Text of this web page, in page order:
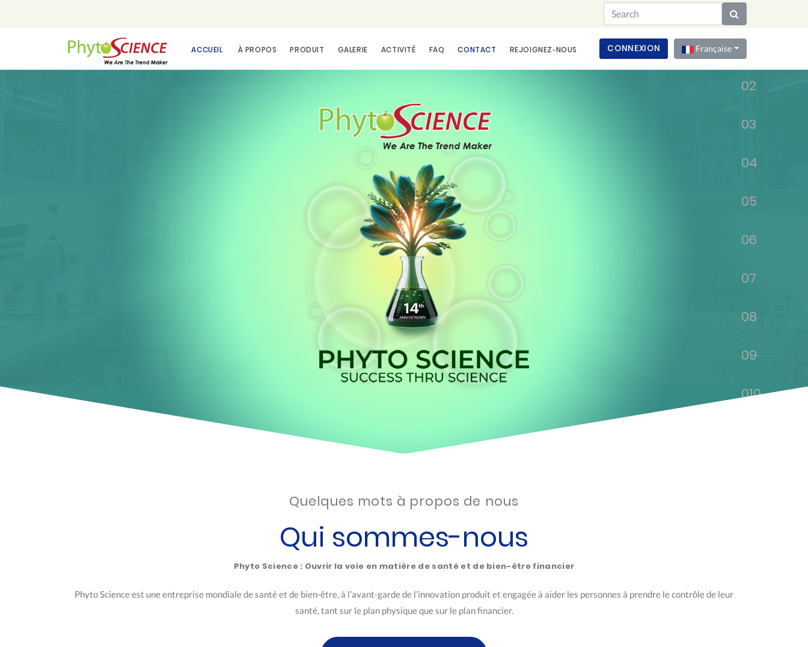
ACCUEIL À PROPOS PRODUIT GALERIE ACTIVITÉ FAQ CONTACT REJOIGNEZ‑NOUS CONNEXION Française
03
04
05
06
07
08
09
010
Quelques mots à propos de nous
Qui sommes-nous
Phyto Science : Ouvrir la voie en matière de santé et de bien-être financier
Phyto Science est une entreprise mondiale de santé et de bien-être, à l’avant-garde de l’innovation produit et engagée à aider les personnes à prendre le contrôle de leur
santé, tant sur le plan physique que sur le plan financier.